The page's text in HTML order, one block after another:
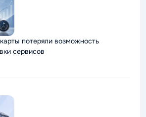
потеряли возможность
сервисов